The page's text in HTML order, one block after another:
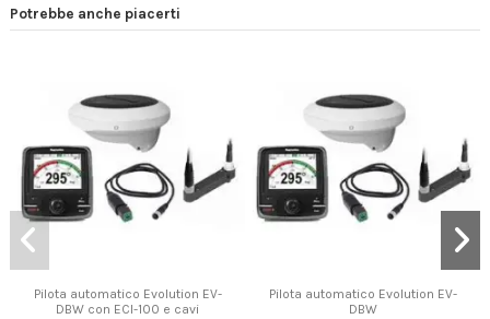
Potrebbe anche piacerti
Pilota automatico Evolution EV-
DBW con ECI-100 e cavi
Pilota automatico Evolution EV-
DBW